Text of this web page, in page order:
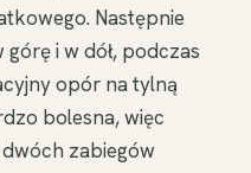
Następnie
i w dół, podczas
opór na tylną
bolesna, więc
zabiegów